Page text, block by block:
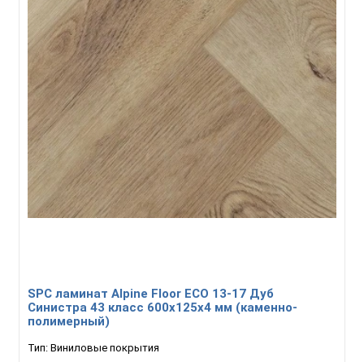
SPC ламинат Alpine Floor ECO 13-17 Дуб
Синистра 43 класс 600х125х4 мм (каменно-
полимерный)
Тип: Виниловые покрытия